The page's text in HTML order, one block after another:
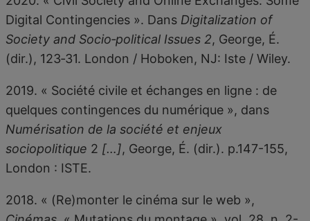
Digital Contingencies ». Dans Digitalization of
Society and Socio‐political Issues 2, George, É.
(dir.), 123‑31. London / Hoboken, NJ: Iste / Wiley.
2019. « Société civile et échanges en ligne : de
quelques contingences du numérique », dans
Numérisation de la société et enjeux
sociopolitique 2 […], George, É. (dir.). p.147-155,
London : ISTE.
2018. « (Re)monter le cinéma sur le web »,